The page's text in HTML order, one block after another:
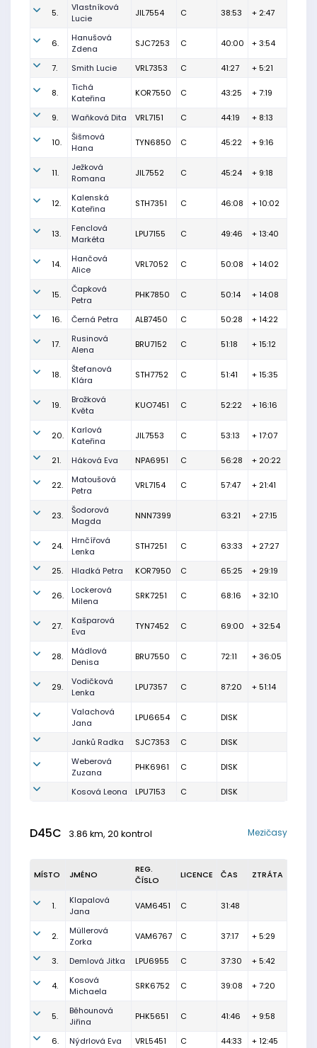
5.
Vlastníková
Lucie
JIL7554 C 38:53 + 2:47
6.
Hanušová
Zdena
SJC7253 C 40:00 + 3:54
7. Smith Lucie VRL7353 C 41:27 + 5:21
8.
Tichá
Kateřina
KOR7550 C 43:25 + 7:19
9. Waňková Dita VRL7151 C 44:19 + 8:13
10.
Šišmová
Hana
TYN6850 C 45:22 + 9:16
11.
Ježková
Romana
JIL7552 C 45:24 + 9:18
12.
Kalenská
Kateřina
STH7351 C 46:08 + 10:02
13.
Fenclová
Markéta
LPU7155 C 49:46 + 13:40
14.
Hančová
Alice
VRL7052 C 50:08 + 14:02
15.
Čapková
Petra
PHK7850 C 50:14 + 14:08
16. Černá Petra ALB7450 C 50:28 + 14:22
17.
Rusinová
Alena
BRU7152 C 51:18 + 15:12
18.
Štefanová
Klára
STH7752 C 51:41 + 15:35
19.
Brožková
Květa
KUO7451 C 52:22 + 16:16
20.
Karlová
Kateřina
JIL7553 C 53:13 + 17:07
21. Háková Eva NPA6951 C 56:28 + 20:22
22.
Matoušová
Petra
VRL7154 C 57:47 + 21:41
23.
Šodorová
Magda
NNN7399 63:21 + 27:15
24.
Hrnčířová
Lenka
STH7251 C 63:33 + 27:27
25. Hladká Petra KOR7950 C 65:25 + 29:19
26.
Lockerová
Milena
SRK7251 C 68:16 + 32:10
27.
Kašparová
Eva
TYN7452 C 69:00 + 32:54
28.
Mádlová
Denisa
BRU7550 C 72:11 + 36:05
29.
Vodičková
Lenka
LPU7357 C 87:20 + 51:14
Valachová
Jana
LPU6654 C DISK
Janků Radka SJC7353 C
DISK
Weberová
Zuzana
PHK6961 C DISK
Kosová Leona LPU7153 C DISK
D45C 3.86 km, 20 kontrol Mezičasy
MÍSTO JMÉNO
REG.
ČÍSLO
LICENCE ČAS ZTRÁTA
1.
Klapalová
Jana
VAM6451 C 31:48
2.
Müllerová
Zorka
VAM6767 C 37:17 + 5:29
3. Demlová Jitka LPU6955 C 37:30 + 5:42
4.
Kosová
Michaela
SRK6752 C 39:08 + 7:20
5.
Běhounová
Jiřina
PHK5651 C 41:46 + 9:58
6. Nýdrlová Eva VRL5451 C 44:33 + 12:45